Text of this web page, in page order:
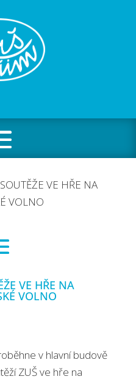
VE HŘE NA
VOLNO
VE HŘE NA
VOLNO
v hlavní budově
ZUŠ ve hře na